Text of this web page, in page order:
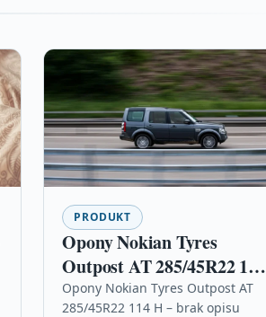
PRODUKT
Opony Nokian Tyres
Outpost AT 285/45R22 114
H –
Opony Nokian Tyres Outpost AT
285/45R22 114 H – brak opisu